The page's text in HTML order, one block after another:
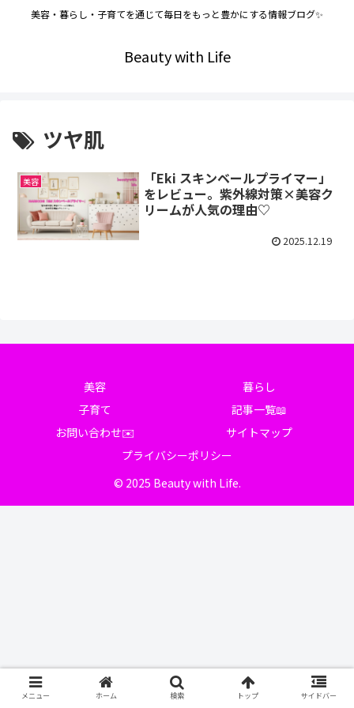
美容・暮らし・子育てを通じて毎日をもっと豊かにする情報ブログ✨
Beauty with Life
ツヤ肌
美容
「Eki スキンベールプライマー」
をレビュー。紫外線対策×美容ク
リームが人気の理由♡
2025.12.19
美容
暮らし
子育て
記事一覧📖
お問い合わせ✉️
サイトマップ
プライバシーポリシー
© 2025 Beauty with Life.
メニュー ホーム 検索 トップ サイドバー